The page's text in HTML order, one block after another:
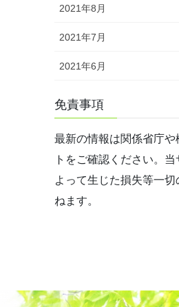
2021年8月
2021年7月
2021年6月
免責事項
最新の情報は関係省庁や
トをご確認ください。
よって生じた損失等一
ねます。